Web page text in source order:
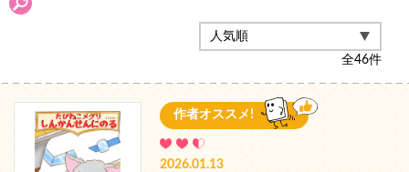
全46件
作者オススメ!
2026.01.13